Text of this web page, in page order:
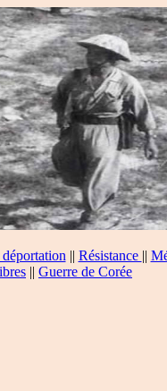
|| Résistance ||
|| Guerre de Corée